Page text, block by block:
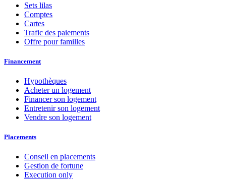
Sets lilas
Comptes
Cartes
Trafic des paiements
Offre pour familles
Financement
Hypothèques
Acheter un logement
Financer son logement
Entretenir son logement
Vendre son logement
Placements
Conseil en placements
Gestion de fortune
Execution only